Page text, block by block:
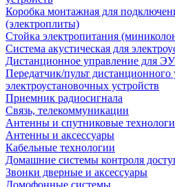
Коробка монтажная для
(электроплиты)
Стойка электропитания
Система акустическая для
Дистанционное управление для
Передатчик/пульт дистанционного
электроустановочных устройств
Приемник радиосигнала
Связь, телекоммуникации
Антенны и спутниковые
Антенны и аксессуары
Кабельные технологии
Домашние системы контроля
Звонки дверные и аксессуары
Домофонные системы